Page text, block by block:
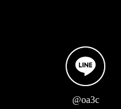
@oa3c